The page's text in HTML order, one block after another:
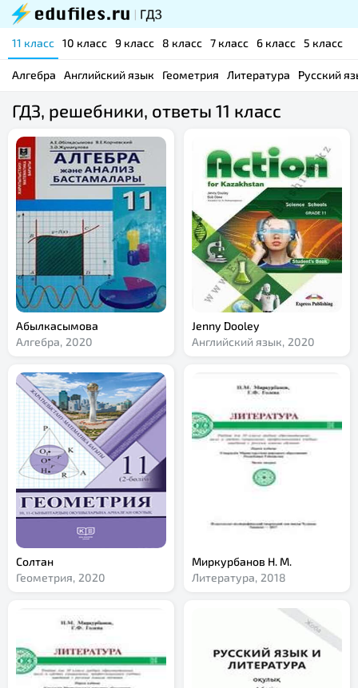
11 класс 10 класс 9 класс 8 класс 7 класс 6 класс 5 класс
Алгебра Английский язык Геометрия Литература Русский
ГДЗ, решебники, ответы 11 класс
Абылкасымова
Алгебра, 2020
Jenny Dooley
Английский язык, 2020
Солтан
Геометрия, 2020
Миркурбанов Н. М.
Литература, 2018